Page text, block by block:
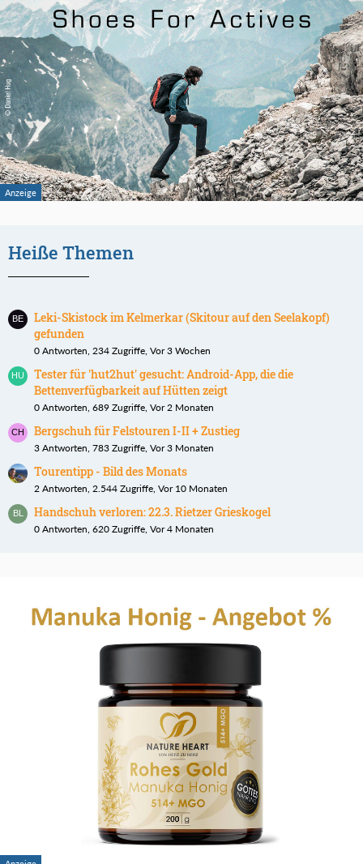
Heiße Themen
Leki-Skistock im Kelmerkar (Skitour auf den Seelakopf)
gefunden
0 Antworten, 234 Zugriffe, Vor 3 Wochen
Tester für 'hut2hut' gesucht: Android-App, die die
Bettenverfügbarkeit auf Hütten zeigt
0 Antworten, 689 Zugriffe, Vor 2 Monaten
Bergschuh für Felstouren I-II + Zustieg
3 Antworten, 783 Zugriffe, Vor 3 Monaten
Tourentipp - Bild des Monats
2 Antworten, 2.544 Zugriffe, Vor 10 Monaten
Handschuh verloren: 22.3. Rietzer Grieskogel
0 Antworten, 620 Zugriffe, Vor 4 Monaten